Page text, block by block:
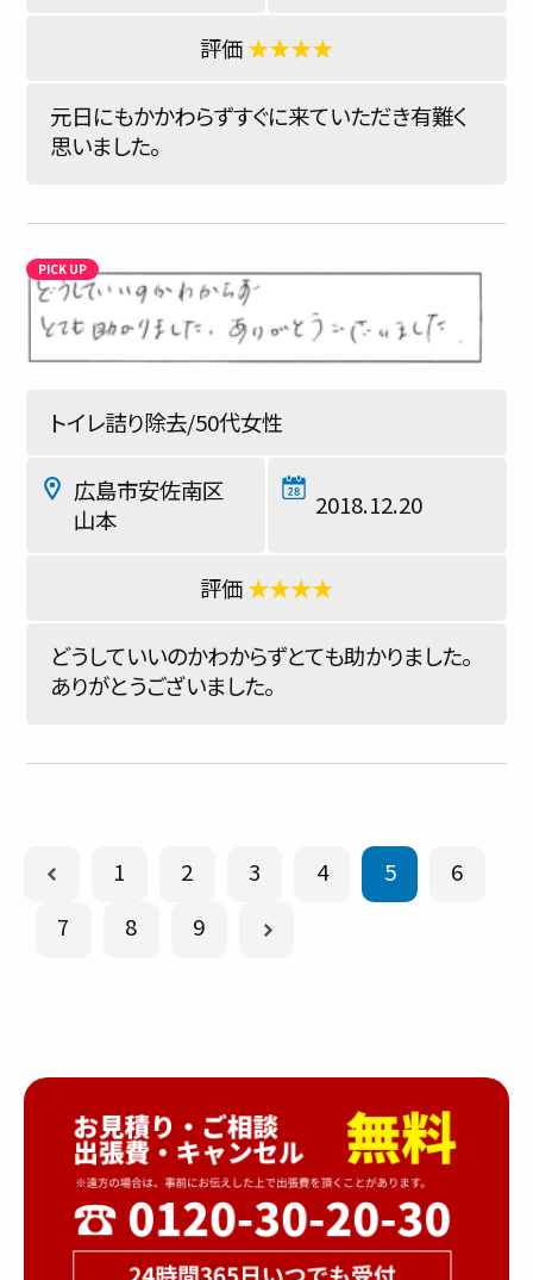
★★★★
元日にもかかわらずすぐに来ていただき有難く
思いました。
トイレ詰り除去/50代女性
広島市安佐南区
山本
2018.12.20
★★★★
どうしていいのかわからずとても助かりました。
ありがとうございました。
1 2 3 4 5
6
7
8 9